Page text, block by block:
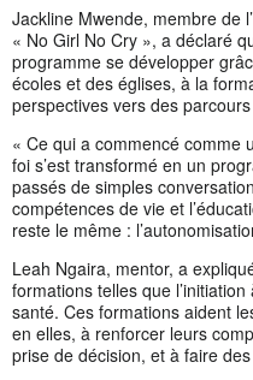
Jackline Mwende, membre de
« No Girl No Cry », a déclaré
programme se développer
écoles et des églises, à la
perspectives vers des
« Ce qui a commencé comme
foi s’est transformé en un
passés de simples
compétences de vie et
reste le même :
Leah Ngaira, mentor, a
formations telles que
santé. Ces formations aident
en elles, à renforcer leurs
prise de décision, et à faire